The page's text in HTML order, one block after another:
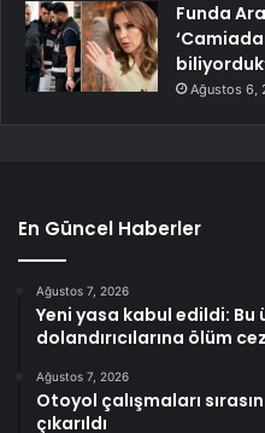
Funda
Ağustos 6,
En Güncel Haberler
Ağustos 7, 2026
Yeni yasa kabul edildi:
dolandırıcılarına ölüm
Ağustos 7, 2026
Otoyol çalışmaları
çıkarıldı